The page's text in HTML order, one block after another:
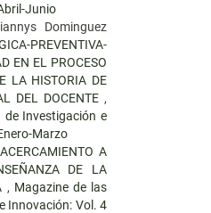
Junio
Dominguez
PREVENTIVA-
EN EL PROCESO
LA HISTORIA DE
DEL DOCENTE ,
de Investigación e
Marzo
A
DE LA
, Magazine de las
Innovación: Vol. 4